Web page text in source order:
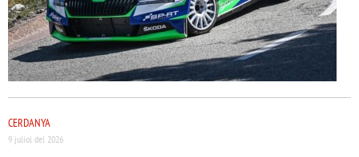
CERDANYA
9 juliol del 2026